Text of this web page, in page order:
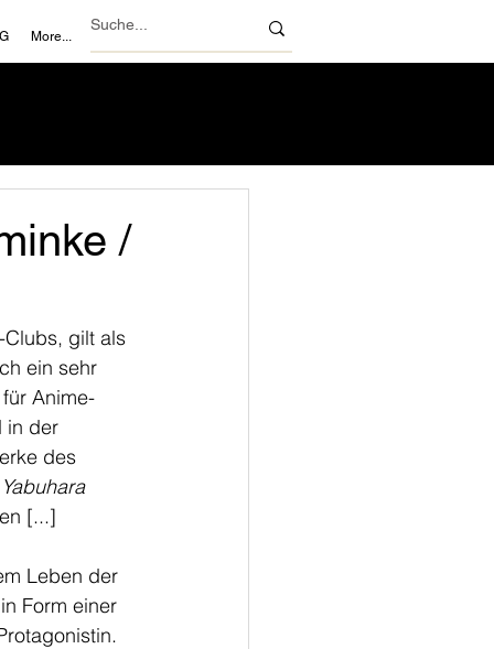
More...
/
Clubs, gilt als
ein sehr
Anime-
in der
des
[...]
Leben der
Form einer